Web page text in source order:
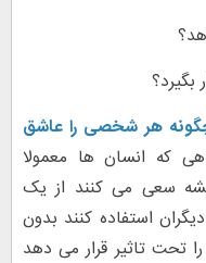
هر شخصی را عاشق
که انسان ها معمولا
سعی می کنند از یک
استفاده کنند بدون
تحت تاثیر قرار می دهد